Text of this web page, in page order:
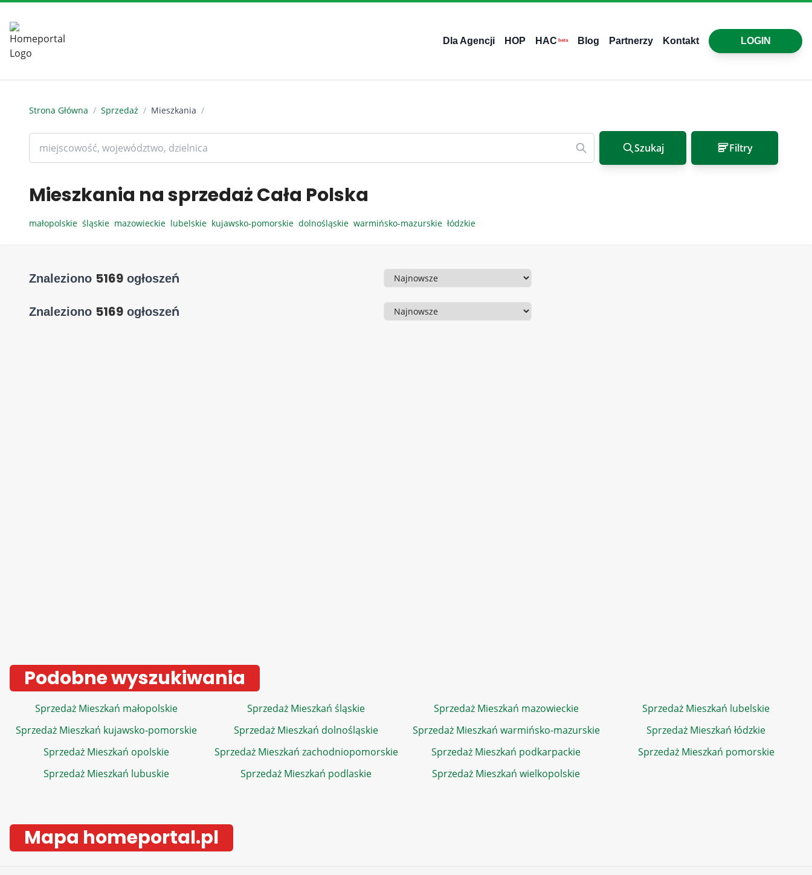
Dla Agencji HOP HAC beta Blog Partnerzy Kontakt LOGIN
Strona Główna / Sprzedaż / Mieszkania /
Szukaj Filtry
Mieszkania na sprzedaż Cała Polska
małopolskie śląskie mazowieckie lubelskie kujawsko-pomorskie dolnośląskie warmińsko-mazurskie łódzkie
Znaleziono 5169 ogłoszeń Sortowanie
Znaleziono 5169 ogłoszeń Sortowanie
Podobne wyszukiwania
Sprzedaż Mieszkań małopolskie Sprzedaż Mieszkań śląskie Sprzedaż Mieszkań mazowieckie
Sprzedaż Mieszkań lubelskie
Sprzedaż Mieszkań kujawsko-pomorskie
Sprzedaż Mieszkań dolnośląskie Sprzedaż Mieszkań warmińsko-mazurskie
Sprzedaż Mieszkań łódzkie
Sprzedaż Mieszkań opolskie
Sprzedaż Mieszkań zachodniopomorskie Sprzedaż Mieszkań podkarpackie
Sprzedaż Mieszkań pomorskie
Sprzedaż Mieszkań lubuskie
Sprzedaż Mieszkań podlaskie Sprzedaż Mieszkań wielkopolskie
Mapa homeportal.pl